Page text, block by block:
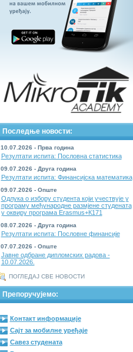
Последње новости:
10.07.2026 - Прва година
Резултати испита: Пословна статистика
09.07.2026 - Друга година
Резултати испита: Финансијска математика
09.07.2026 - Опште
Одлука о избору студента који учествује у
програму међународне размјене студената
у оквиру програма Erasmus+К171
08.07.2026 - Друга година
Резултати испита: Пословне финансије
07.07.2026 - Опште
Јавне одбране дипломских радова -
10.07.2026.
ПОГЛЕДАЈ СВЕ НОВОСТИ
Препоручујемо:
Контакт информације
Сајт за мобилне уређаје
Савез студената